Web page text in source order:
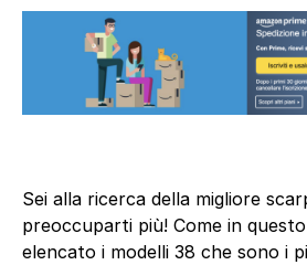
Sei alla ricerca della migliore
preoccuparti più! Come in
elencato i modelli 38 che sono i